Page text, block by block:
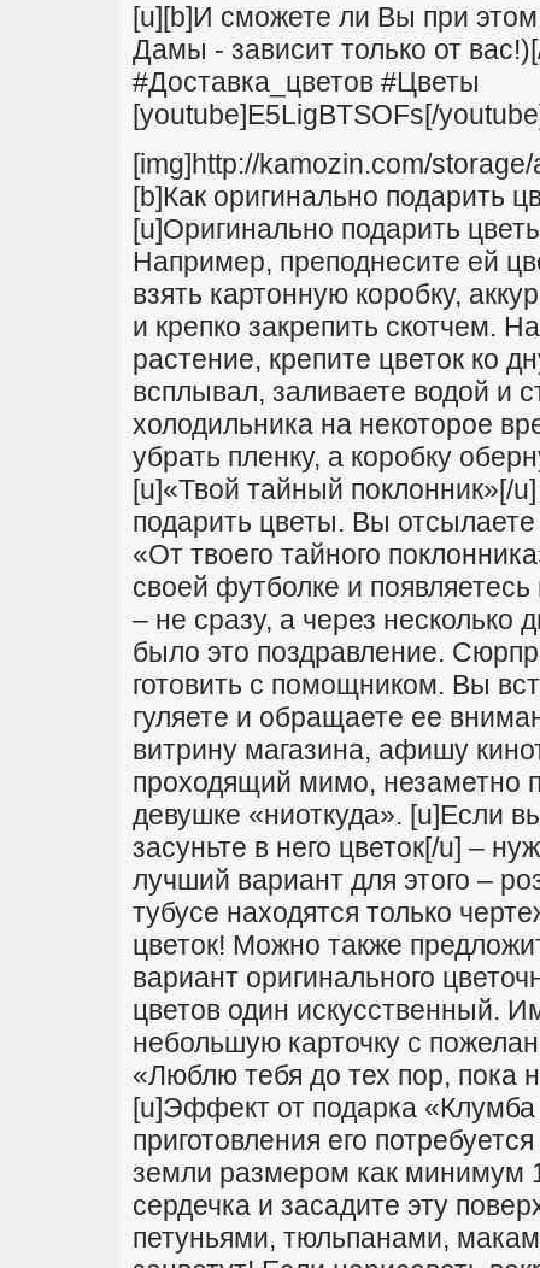
[u][b]И сможете ли Вы при
Дамы - зависит только от
#Доставка_цветов #Цветы
[youtube]E5LigBTSOFs[/
[img]http://kamozin.com/
[b]Как оригинально подарить
[u]Оригинально подарить
Например, преподнесите ей
взять картонную коробку,
и крепко закрепить скотчем.
растение, крепите цветок ко
всплывал, заливаете водой и
холодильника на некоторое
убрать пленку, а коробку
[u]«Твой тайный поклонник»[/
подарить цветы. Вы
«От твоего тайного
своей футболке и
– не сразу, а через несколько
было это поздравление.
готовить с помощником. Вы
гуляете и обращаете ее
витрину магазина, афишу
проходящий мимо, незаметно
девушке «ниоткуда». [u]Если
засуньте в него цветок[/u] –
лучший вариант для этого –
тубусе находятся только
цветок! Можно также
вариант оригинального
цветов один искусственный.
небольшую карточку с
«Люблю тебя до тех пор, пока
[u]Эффект от подарка
приготовления его
земли размером как минимум
сердечка и засадите эту
петуньями, тюльпанами,